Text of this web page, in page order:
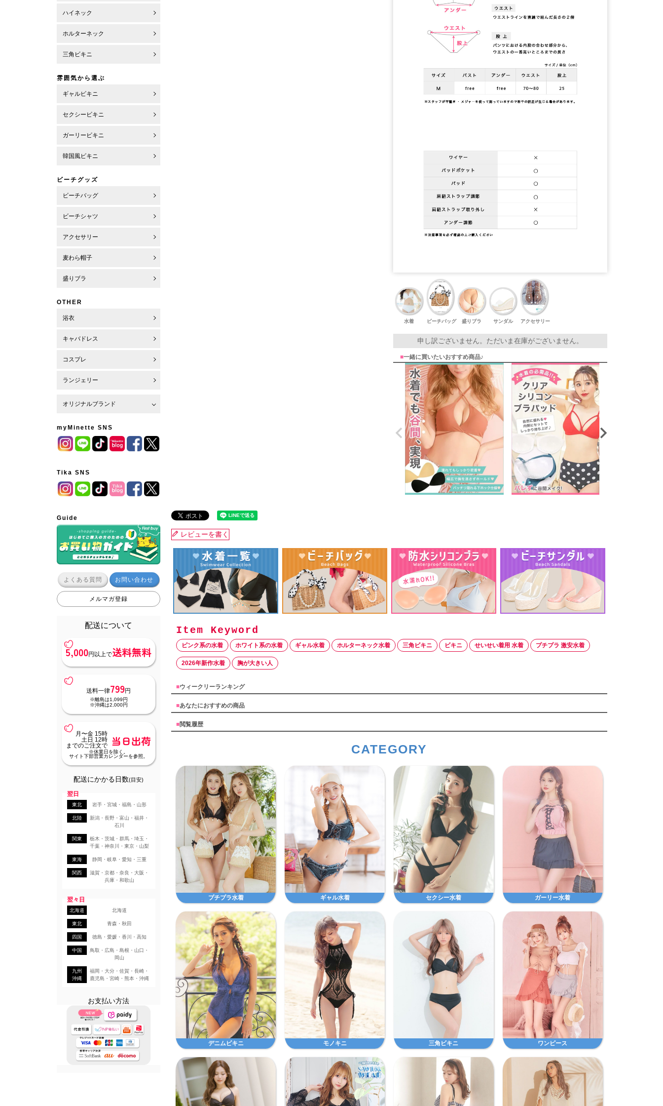
ハイネック
ホルターネック
三角ビキニ
雰囲気から選ぶ
ギャルビキニ
セクシービキニ
ガーリービキニ
韓国風ビキニ
ビーチグッズ
ビーチバッグ
ビーチシャツ
アクセサリー
麦わら帽子
盛りブラ
OTHER
浴衣
キャバドレス
コスプレ
ランジェリー
オリジナルブランド
myMinette SNS
Tika SNS
Guide
よくある質問 お問い合わせ
メルマガ登録
配送について
5,000円以上で送料無料
送料一律799円
※離島は1,099円
※沖縄は2,000円
月〜金 15時
土日 12時
までのご注文で
当日出荷
※休業日を除く。
サイト下部営業カレンダーを参照。
配送にかかる日数(目安)
翌日
東北 岩手・宮城・福島・山形
北陸
新潟・長野・富山・福井・
石川
関東
栃木・茨城・群馬・埼玉・
千葉・神奈川・東京・山梨
東海 静岡・岐阜・愛知・三重
関西
滋賀・京都・奈良・大阪・
兵庫・和歌山
翌々日
北海道 北海道
東北 青森・秋田
四国 徳島・愛媛・香川・高知
中国
鳥取・広島・島根・山口・
岡山
九州
沖縄
福岡・大分・佐賀・長崎・
鹿児島・宮崎・熊本・沖縄
お支払い方法
水着 ビーチバッグ 盛りブラ サンダル アクセサリー
申し訳ございません。ただいま在庫がございません。
■一緒に買いたいおすすめ商品♪
レビューを書く
ピンク系の水着 ホワイト系の水着 ギャル水着 ホルターネック水着 三角ビキニ ビキニ せいせい着用 水着 プチプラ 激安水着
2026年新作水着 胸が大きい人
■ウィークリーランキング
■あなたにおすすめの商品
■閲覧履歴
CATEGORY
プチプラ水着 ギャル水着 セクシー水着 ガーリー水着
デニムビキニ モノキニ 三角ビキニ ワンピース